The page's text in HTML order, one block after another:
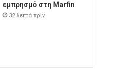
εμπρησμό στη Marfin
32 λεπτά πρίν